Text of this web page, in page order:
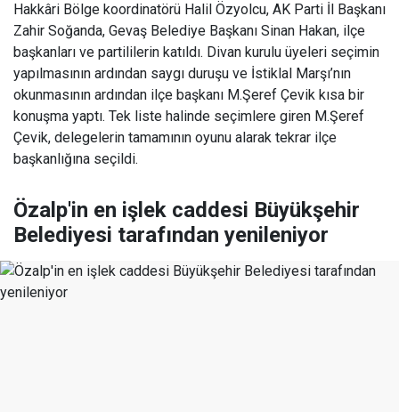
Hakkâri Bölge koordinatörü Halil Özyolcu, AK Parti İl Başkanı
Zahir Soğanda, Gevaş Belediye Başkanı Sinan Hakan, ilçe
başkanları ve partililerin katıldı. Divan kurulu üyeleri seçimin
yapılmasının ardından saygı duruşu ve İstiklal Marşı’nın
okunmasının ardından ilçe başkanı M.Şeref Çevik kısa bir
konuşma yaptı. Tek liste halinde seçimlere giren M.Şeref
Çevik, delegelerin tamamının oyunu alarak tekrar ilçe
başkanlığına seçildi.
Özalp'in en işlek caddesi Büyükşehir
Belediyesi tarafından yenileniyor